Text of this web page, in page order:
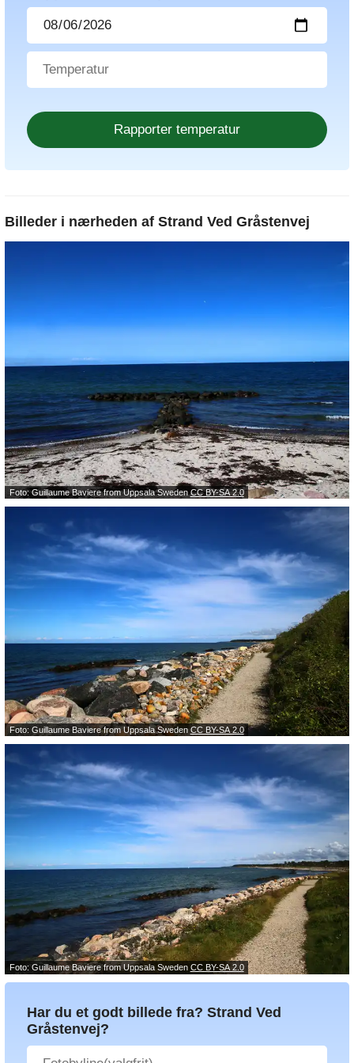
Billeder i nærheden af Strand Ved Gråstenvej
Foto: Guillaume Baviere from Uppsala SwedenCC BY-SA 2.0
Foto: Guillaume Baviere from Uppsala SwedenCC BY-SA 2.0
Foto: Guillaume Baviere from Uppsala Sweden CC BY-SA 2.0
Har du et godt billede fra? Strand Ved
Gråstenvej?